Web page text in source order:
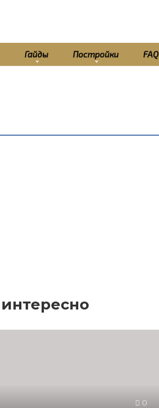
Гайды Постройки FAQ
0